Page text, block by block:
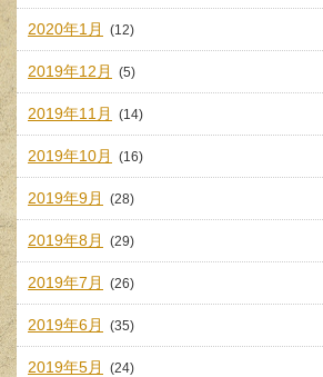
2020年1月 (12)
2019年12月 (5)
2019年11月 (14)
2019年10月 (16)
2019年9月 (28)
2019年8月 (29)
2019年7月 (26)
2019年6月 (35)
2019年5月 (24)